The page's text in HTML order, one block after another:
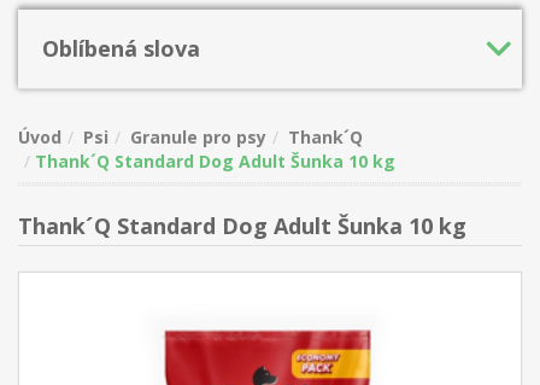
Oblíbená slova
Úvod Psi Granule pro psy
Thank´Q
Thank´Q Standard Dog Adult Šunka 10 kg
Thank´Q Standard Dog Adult Šunka 10 kg